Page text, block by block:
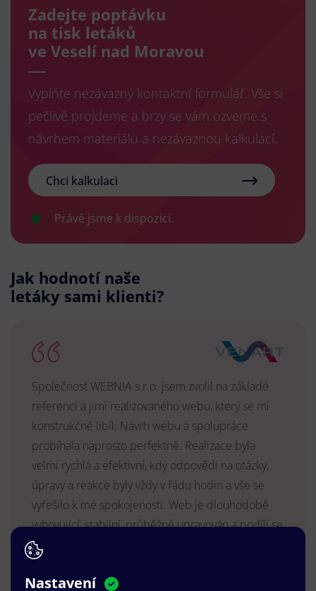
Zadejte poptávku
na tisk letáků
ve Veselí nad Moravou
Vyplňte nezávazný kontaktní formulář. Vše si
pečlivě projdeme a brzy se vám ozveme s
návrhem materiálu a nezávaznou kalkulací.
Chci kalkulaci
Právě jsme k dispozici.
Jak hodnotí naše
letáky sami klienti?
Společnost WEBNIA s.r.o. jsem zvolil na základě
referencí a jimi realizovaného webu, který se mi
konstrukčně libíl. Návrh webu a spolupráce
probíhala naprosto perfektně. Realizace byla
velmi rychlá a efektivní, kdy odpovědi na otázky,
úpravy a reakce byly vždy v řádu hodin a vše se
vyřešilo k mé spokojenosti. Web je dlouhodobě
vyhovující, stabilní, průběžně upravován a podílí se
na pozitivním vnímání naší značky.
MUDr. Radek Vyšohlíd
Nastavení